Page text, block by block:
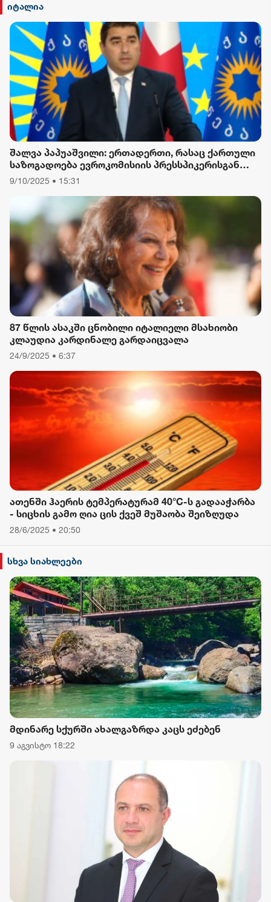
იტალია
შალვა პაპუაშვილი: ერთადერთი, რასაც ქართული
საზოგადოება ევროკომისიის პრესსპიკერისგან
მოელის, არის ბოდიში ხელისუფლების დამხობის
9/10/2025 • 15:31
87 წლის ასაკში ცნობილი იტალიელი მსახიობი
კლაუდია კარდინალე გარდაიცვალა
24/9/2025 • 6:37
ათენში ჰაერის ტემპერატურამ 40°C-ს გადააჭარბა
- სიცხის გამო ღია ცის ქვეშ მუშაობა შეიზღუდა
28/6/2025 • 20:50
სხვა სიახლეები
მდინარე სქურში ახალგაზრდა კაცს ეძებენ
9 აგვისტო 18:22